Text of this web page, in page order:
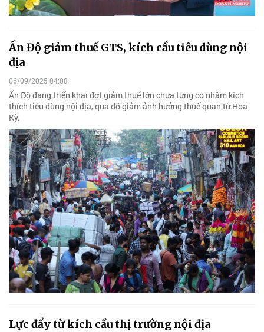
Ấn Độ giảm thuế GTS, kích cầu tiêu dùng nội
địa
06/09/2025 04:08
Ấn Độ đang triển khai đợt giảm thuế lớn chưa từng có nhằm kích
thích tiêu dùng nội địa, qua đó giảm ảnh hưởng thuế quan từ Hoa
Kỳ.
Lực đẩy từ kích cầu thị trường nội địa